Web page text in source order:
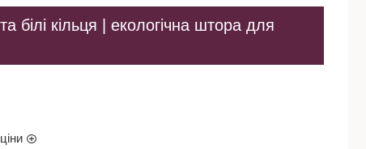
кільця | екологічна штора для